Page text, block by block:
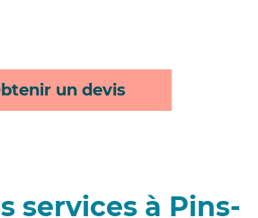
un devis
services à Pins-